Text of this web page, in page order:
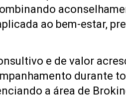
ao bem-estar,
e de valor
durante
a área de